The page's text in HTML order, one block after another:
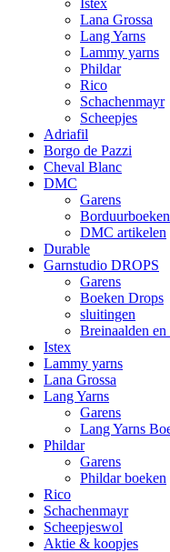
Istex
Lana Grossa
Lang Yarns
Lammy yarns
Phildar
Rico
Schachenmayr
Scheepjes
Adriafil
Borgo de Pazzi
Cheval Blanc
DMC
Garens
Borduurboeken
DMC artikelen
Durable
Garnstudio DROPS
Garens
Boeken Drops
sluitingen
Breinaalden en
Istex
Lammy yarns
Lana Grossa
Lang Yarns
Garens
Lang Yarns
Phildar
Garens
Phildar boeken
Rico
Schachenmayr
Scheepjeswol
Aktie & koopjes